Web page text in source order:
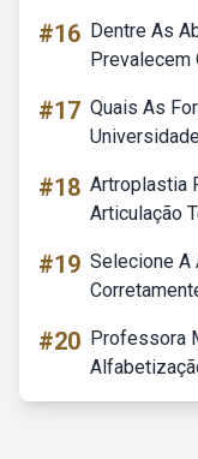
#16 Dentre As
Prevalecem
#17 Quais As
#18 Artroplastia
Articulação
#19 Selecione A
#20 Professora